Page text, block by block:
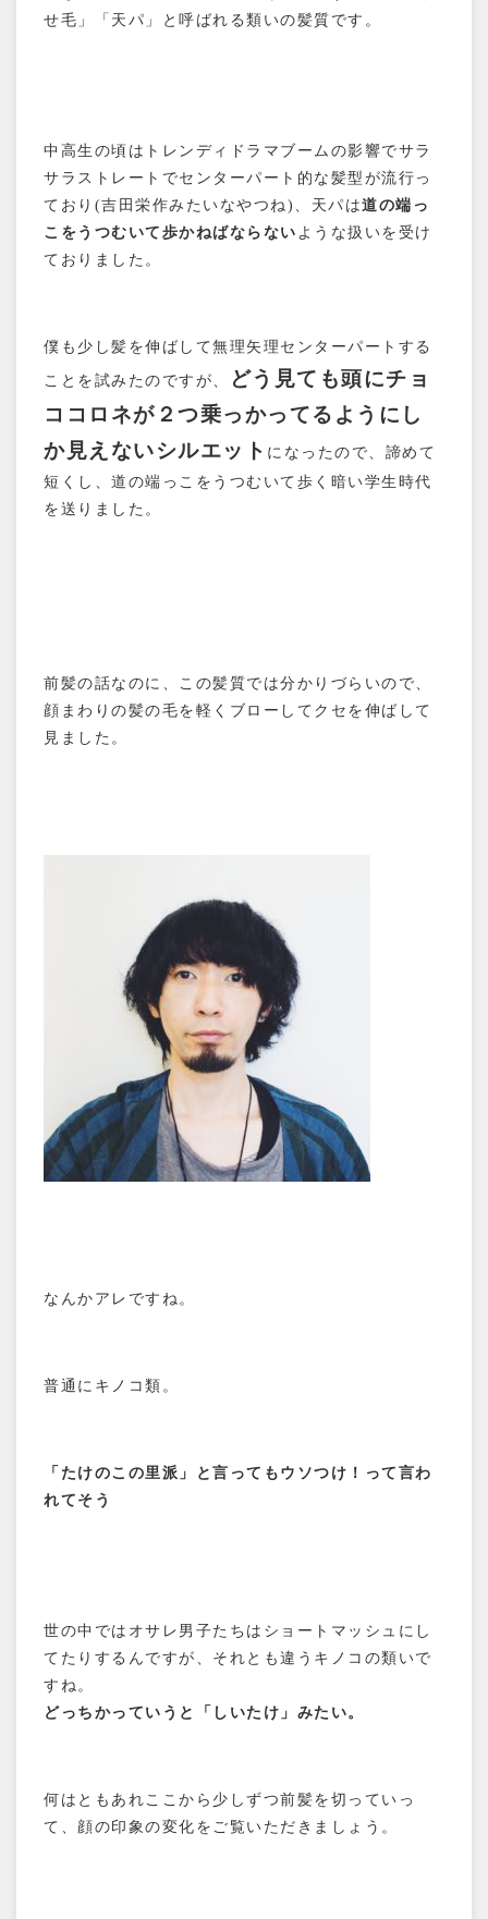
アクセス
ブログ
お客様の声
せ毛」「天パ」と呼ばれる類いの髪質です。
中高生の頃はトレンディドラマブームの影響でサラ
サラストレートでセンターパート的な髪型が流行っ
ており(吉田栄作みたいなやつね)、天パは道の端っ
こをうつむいて歩かねばならない ような扱いを受け
ておりました。
僕も少し髪を伸ばして無理矢理センターパートする
ことを試みたのですが、
どう見ても頭にチョ
ココロネが２つ乗っかってるようにし
か見えないシルエット になったので、諦めて
短くし、道の端っこをうつむいて歩く暗い学生時代
を送りました。
前髪の話なのに、この髪質では分かりづらいので、
顔まわりの髪の毛を軽くブローしてクセを伸ばして
見ました。
なんかアレですね。
普通にキノコ類。
「たけのこの里派」と言ってもウソつけ！って言わ
れてそう
世の中ではオサレ男子たちはショートマッシュにし
てたりするんですが、それとも違うキノコの類いで
すね。
どっちかっていうと「しいたけ」みたい。
何はともあれここから少しずつ前髪を切っていっ
て、顔の印象の変化をご覧いただきましょう。